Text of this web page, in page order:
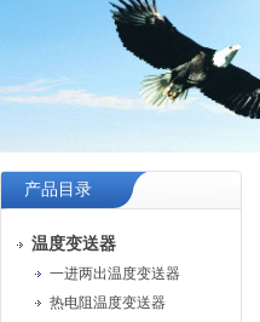
产品目录
温度变送器
一进两出温度变送器
热电阻温度变送器